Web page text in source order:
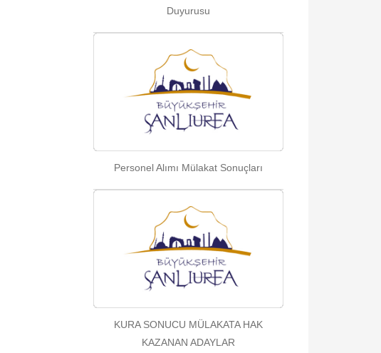
Duyurusu
Personel Alımı Mülakat Sonuçları
KURA SONUCU MÜLAKATA HAK
KAZANAN ADAYLAR